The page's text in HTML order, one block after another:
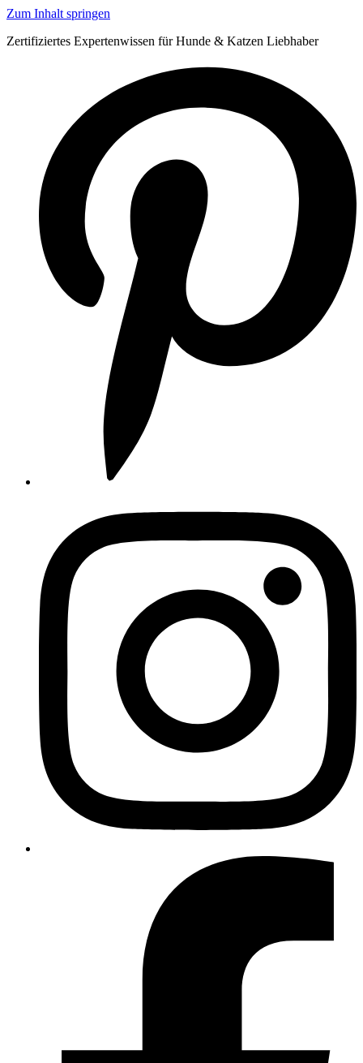
Zum Inhalt springen
Zertifiziertes Expertenwissen für Hunde & Katzen Liebhaber